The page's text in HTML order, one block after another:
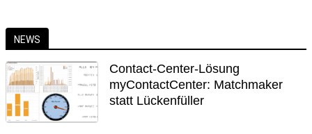
NEWS
Contact-Center-Lösung
myContactCenter: Matchmaker
statt Lückenfüller